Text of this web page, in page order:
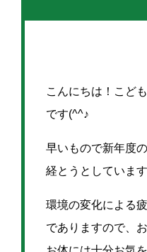
こんにちは！こど
です(^^♪
早いもので新年度
経とうとしています
環境の変化による
でありますので、